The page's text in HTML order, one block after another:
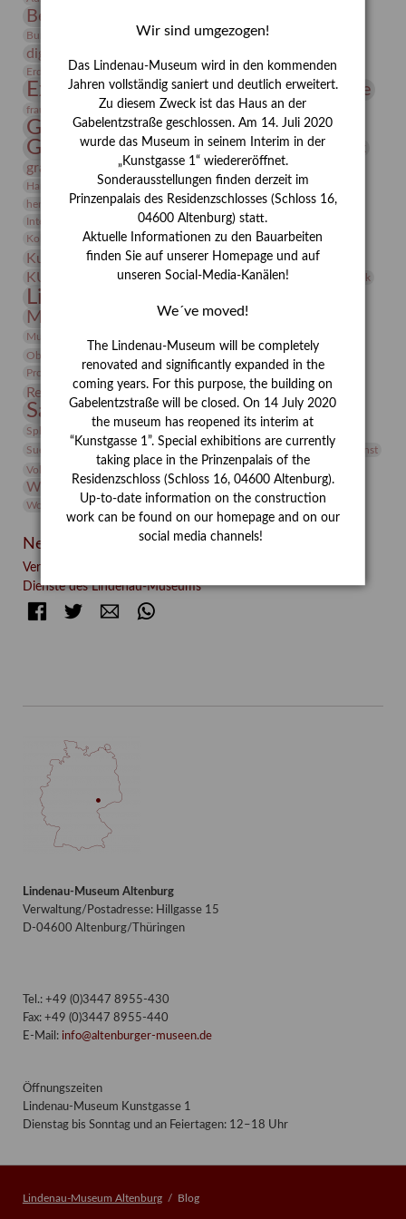
Bernhard August von Lindenau
Burg Posterstein Conrad Felixmüller Depot
digitallabor
Erdmann Julius Dietrich
Erlebnisportal estrusker Exlibris
Expressionismus Festrede Florenz Fotografie
frauen Frauen in der Antike und heute
Gerhard-Altenbourg-Preis
Gerhard Altenbourg
Gerhard Kurt Müller
grafische sammlung griechische Mythologie
Hanns-Conon von der Gabelentz Heinrich Kirchhoff Heldinnen
herman de vries Humboldt
Insekten
Integriertes Schädlingsmanagement
Italien Jahresempfang
Kolosseum
Kooperationsausstellung Korkmodelle Kunst
Kunstmuseum Kunstvermittlung Kunst von Kühl
KUNSTWAND Kurs Künstler Künstlerin Lehmbruck
Lindenau-Museum
Museumsgeschichte Museumsnacht
Museumspädagogik Natur
Objekt im Fokus
Phelloplastik
Pohlhof
Provenienz
Provenienzforschung
Restaurierung Rudi Lesser Ruth Wolf-Rehfeld
Sammlung Samstagszeichner Skulptur
Sonderausstellung
Sphinx
studio Studio Bildende Kunst
Suermondt-Ludwig-Museum
Vermittlung
Videokunst
Volontariat
Walter Rheiner Werefkin
Werkbetrachtung Winter Wissenschaft
Wolf and Dog
Wolf und Hund
Zirkuswoche
Neueste Beiträge
Verschenkt, verkauft, vergessen? – Kunstdetektivinnen im
Dienste des Lindenau-Museums
FacebookTwitter E-mail
Lindenau-Museum Altenburg
Verwaltung/Postadresse: Hillgasse 15
D-04600 Altenburg/Thüringen
Tel.: +49 (0)3447 8955-430
Fax: +49 (0)3447 8955-440
E-Mail: info@altenburger-museen.de
Öffnungszeiten
Lindenau-Museum Kunstgasse 1
Dienstag bis Sonntag und an Feiertagen: 12–18 Uhr
Lindenau-Museum Altenburg Blog
Wir sind umgezogen!
Das Lindenau-Museum wird in den kommenden
Jahren vollständig saniert und deutlich erweitert.
Zu diesem Zweck ist das Haus an der
Gabelentzstraße geschlossen. Am 14. Juli 2020
wurde das Museum in seinem Interim in der
„Kunstgasse 1“ wiedereröffnet.
Sonderausstellungen finden derzeit im
Prinzenpalais des Residenzschlosses (Schloss 16,
04600 Altenburg) statt.
Aktuelle Informationen zu den Bauarbeiten
finden Sie auf unserer Homepage und auf
unseren Social-Media-Kanälen!
We´ve moved!
The Lindenau-Museum will be completely
renovated and significantly expanded in the
coming years. For this purpose, the building on
Gabelentzstraße will be closed. On 14 July 2020
the museum has reopened its interim at
“Kunstgasse 1”. Special exhibitions are currently
taking place in the Prinzenpalais of the
Residenzschloss (Schloss 16, 04600 Altenburg).
Up-to-date information on the construction
work can be found on our homepage and on our
social media channels!